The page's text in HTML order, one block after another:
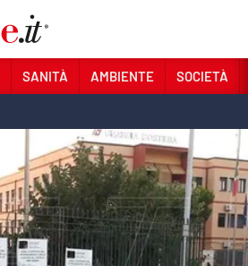
SANITÀ AMBIENTE SOCIETÀ